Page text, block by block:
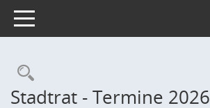
Toggle navigation
Rechercheauswahl
Stadtrat - Termine 2026